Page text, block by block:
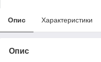
Опис Характеристики
Опис